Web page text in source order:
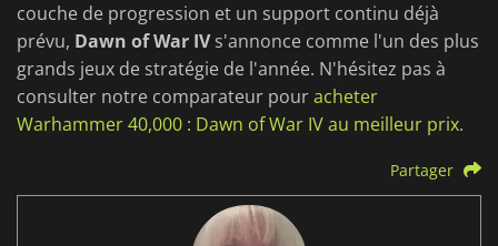
couche de progression et un support continu déjà
prévu, Dawn of War IVs'annonce comme l'un des plus
grands jeux de stratégie de l'année. N'hésitez pas à
consulter notre comparateur pouracheter
Warhammer 40,000 : Dawn of War IV au meilleur prix.
Partager